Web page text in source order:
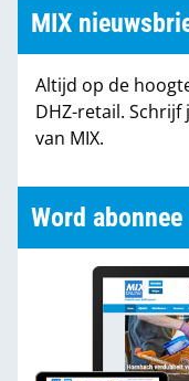
Partners
MIX
Altijd op de
DHZ-retail.
van MIX.
Word abonnee